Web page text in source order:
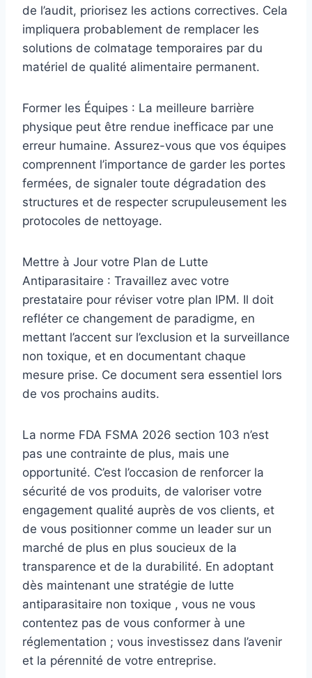
de l’audit, priorisez les actions correctives. Cela
impliquera probablement de remplacer les
solutions de colmatage temporaires par du
matériel de qualité alimentaire permanent.
Former les Équipes : La meilleure barrière
physique peut être rendue inefficace par une
erreur humaine. Assurez-vous que vos équipes
comprennent l’importance de garder les portes
fermées, de signaler toute dégradation des
structures et de respecter scrupuleusement les
protocoles de nettoyage.
Mettre à Jour votre Plan de Lutte
Antiparasitaire : Travaillez avec votre
prestataire pour réviser votre plan IPM. Il doit
refléter ce changement de paradigme, en
mettant l’accent sur l’exclusion et la surveillance
non toxique, et en documentant chaque
mesure prise. Ce document sera essentiel lors
de vos prochains audits.
La norme FDA FSMA 2026 section 103 n’est
pas une contrainte de plus, mais une
opportunité. C’est l’occasion de renforcer la
sécurité de vos produits, de valoriser votre
engagement qualité auprès de vos clients, et
de vous positionner comme un leader sur un
marché de plus en plus soucieux de la
transparence et de la durabilité. En adoptant
dès maintenant une stratégie de lutte
antiparasitaire non toxique , vous ne vous
contentez pas de vous conformer à une
réglementation ; vous investissez dans l’avenir
et la pérennité de votre entreprise.